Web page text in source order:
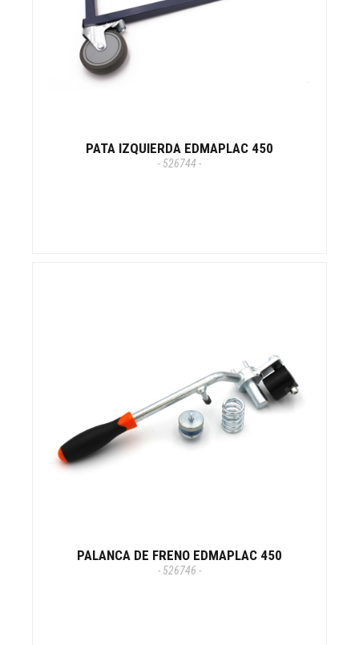
PATA IZQUIERDA EDMAPLAC 450
- 526744 -
PALANCA DE FRENO EDMAPLAC 450
- 526746 -